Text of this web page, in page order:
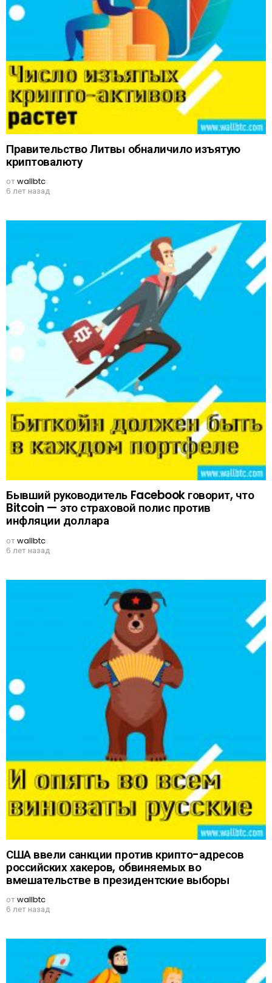
Правительство Литвы обналичило изъятую
криптовалюту
отwallbtc
6 лет назад
Бывший руководитель Facebook говорит, что
Bitcoin — это страховой полис против
инфляции доллара
отwallbtc
6 лет назад
США ввели санкции против крипто-адресов
российских хакеров, обвиняемых во
вмешательстве в президентские выборы
отwallbtc
6 лет назад